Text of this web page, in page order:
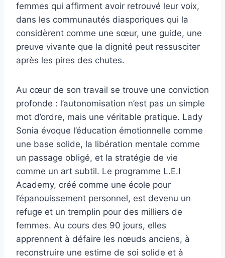
femmes qui affirment avoir retrouvé leur voix,
dans les communautés diasporiques qui la
considèrent comme une sœur, une guide, une
preuve vivante que la dignité peut ressusciter
après les pires des chutes.
Au cœur de son travail se trouve une conviction
profonde : l’autonomisation n’est pas un simple
mot d’ordre, mais une véritable pratique. Lady
Sonia évoque l’éducation émotionnelle comme
une base solide, la libération mentale comme
un passage obligé, et la stratégie de vie
comme un art subtil. Le programme L.E.I
Academy, créé comme une école pour
l’épanouissement personnel, est devenu un
refuge et un tremplin pour des milliers de
femmes. Au cours des 90 jours, elles
apprennent à défaire les nœuds anciens, à
reconstruire une estime de soi solide et à